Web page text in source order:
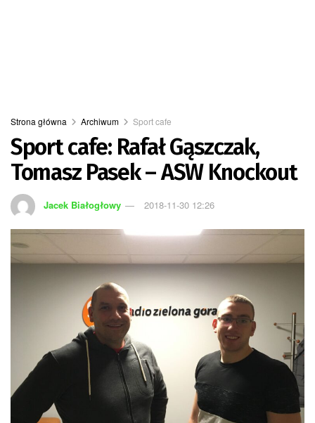
Strona główna Archiwum Sport cafe
Sport cafe: Rafał Gąszczak,
Tomasz Pasek – ASW Knockout
Jacek Białogłowy 2018-11-30 12:26